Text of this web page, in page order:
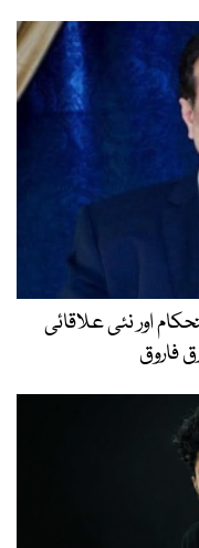
اور نئی علاقائی
فاروق